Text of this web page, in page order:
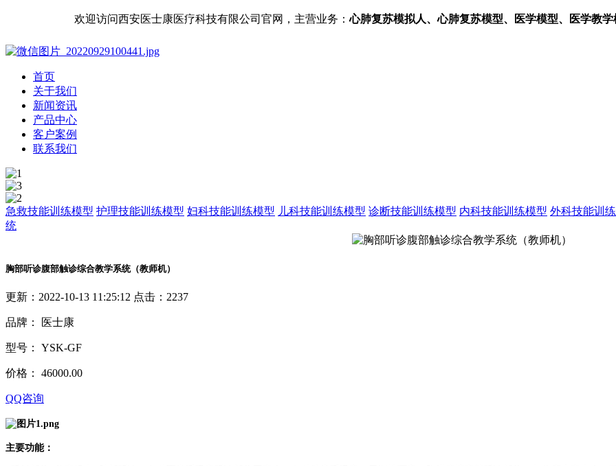
欢迎访问西安医士康医疗科技有限公司官网，主营业务：心肺复苏模拟人、心肺复苏模型、医学模型、医学教学
首页
关于我们
新闻资讯
产品中心
客户案例
联系我们
急救技能训练模型 护理技能训练模型 妇科技能训练模型 儿科技能训练模型 诊断技能训练模型 内科技能训练模型 外科技能训
统
胸部听诊腹部触诊综合教学系统（教师机）
更新：2022-10-13 11:25:12 点击：2237
品牌： 医士康
型号： YSK-GF
价格： 46000.00
QQ咨询
主要功能：